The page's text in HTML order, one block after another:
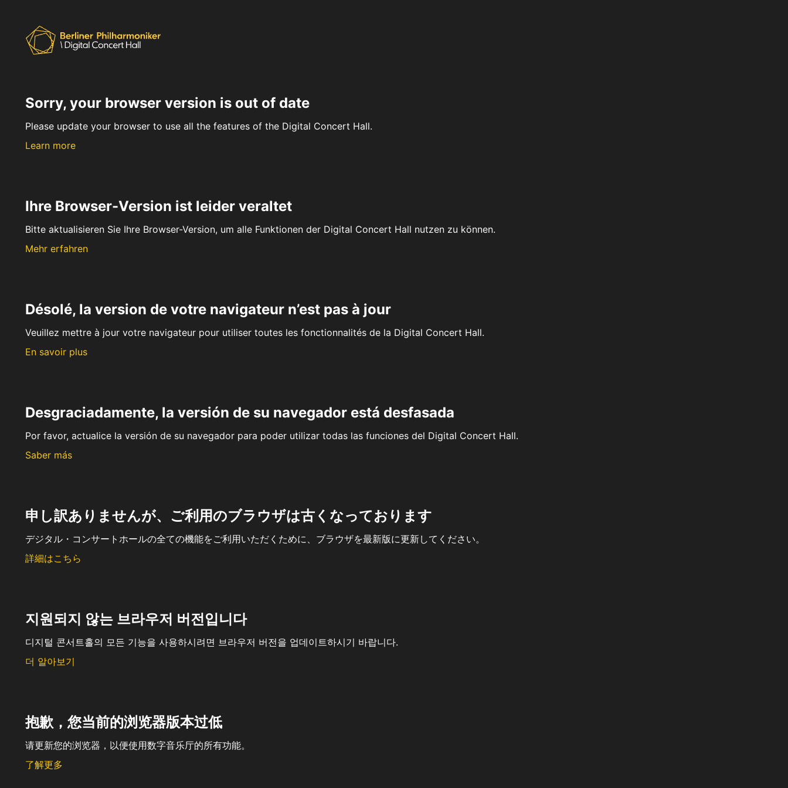
Sorry, your browser version is out of date
Please update your browser to use all the features of the Digital Concert Hall.
Learn more
Ihre Browser-Version ist leider veraltet
Bitte aktualisieren Sie Ihre Browser-Version, um alle Funktionen der Digital Concert Hall nutzen zu können.
Mehr erfahren
Désolé, la version de votre navigateur n’est pas à jour
Veuillez mettre à jour votre navigateur pour utiliser toutes les fonctionnalités de la Digital Concert Hall.
En savoir plus
Desgraciadamente, la versión de su navegador está desfasada
Por favor, actualice la versión de su navegador para poder utilizar todas las funciones del Digital Concert Hall.
Saber más
申し訳ありませんが、ご利用のブラウザは古くなっております
デジタル・コンサートホールの全ての機能をご利用いただくために、ブラウザを最新版に更新してください。
詳細はこちら
지원되지 않는 브라우저 버전입니다
디지털 콘서트홀의 모든 기능을 사용하시려면 브라우저 버전을 업데이트하시기 바랍니다.
더 알아보기
抱歉，您当前的浏览器版本过低
请更新您的浏览器，以便使用数字音乐厅的所有功能。
了解更多